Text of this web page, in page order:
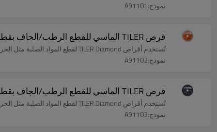
نموذج:A91101
قرص TILER الماسي للقطع الرطب/الجاف بقطر 105 مم A91102
تُستخدم أقراص TILER Diamond لقطع المواد الصلبة مثل الخرسانة والحجر والبلاط والجرانيت والرخام وما إلى ذلك.
نموذج:A91102
قرص TILER الماسي للقطع الرطب/الجاف بقطر 105 مم A91103
تُستخدم أقراص TILER Diamond لقطع المواد الصلبة مثل الخرسانة والحجر والبلاط والجرانيت والرخام وما إلى ذلك.
نموذج:A91103